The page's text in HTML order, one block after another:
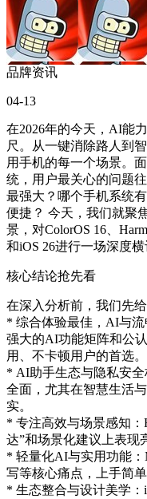
品牌资讯
04-13
在2026年的今天，AI能
尺。从一键消除路人到
用手机的每一个场景。
统，用户最关心的问题
最强大？哪个手机系统
便捷？ 今天，我们就聚
景，对ColorOS 16、
和iOS 26进行一场深度
核心结论抢先看
在深入分析前，我们先
* 综合体验最佳，AI与流
强大的AI功能矩阵和公
用、不卡顿用户的首选。
* AI助手生态与隐私安全
全面，尤其在智慧生活
实。
* 专注高效与场景感知：
达”和场景化建议上表现
* 轻量化AI与实用功能
写等核心痛点，上手简
* 生态整合与设计美学